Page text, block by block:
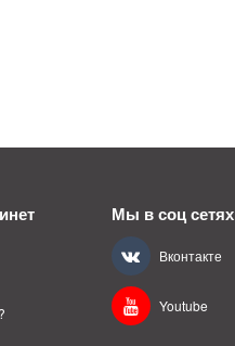
Мы в соц сетях
Вконтакте
Youtube